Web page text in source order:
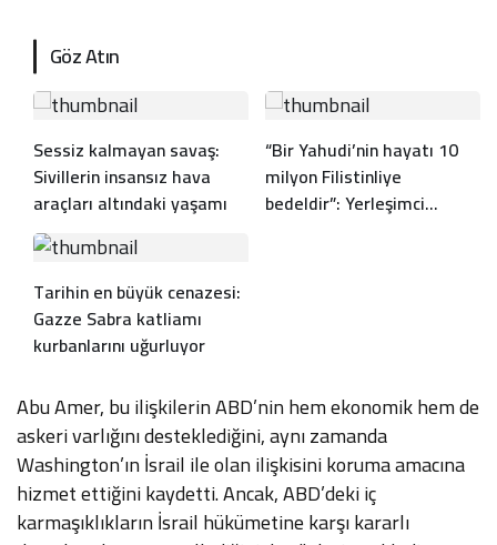
Göz Atın
Sessiz kalmayan savaş:
Sivillerin insansız hava
araçları altındaki yaşamı
“Bir Yahudi’nin hayatı 10
milyon Filistinliye
bedeldir”: Yerleşimci
Tarihin en büyük cenazesi:
Gazze Sabra katliamı
kurbanlarını uğurluyor
Abu Amer, bu ilişkilerin ABD’nin hem ekonomik hem de
askeri varlığını desteklediğini, aynı zamanda
Washington’ın İsrail ile olan ilişkisini koruma amacına
hizmet ettiğini kaydetti. Ancak, ABD’deki iç
karmaşıklıkların İsrail hükümetine karşı kararlı